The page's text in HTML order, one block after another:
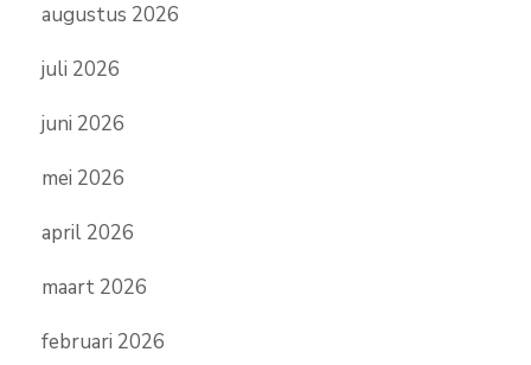
augustus 2026
juli 2026
juni 2026
mei 2026
april 2026
maart 2026
februari 2026